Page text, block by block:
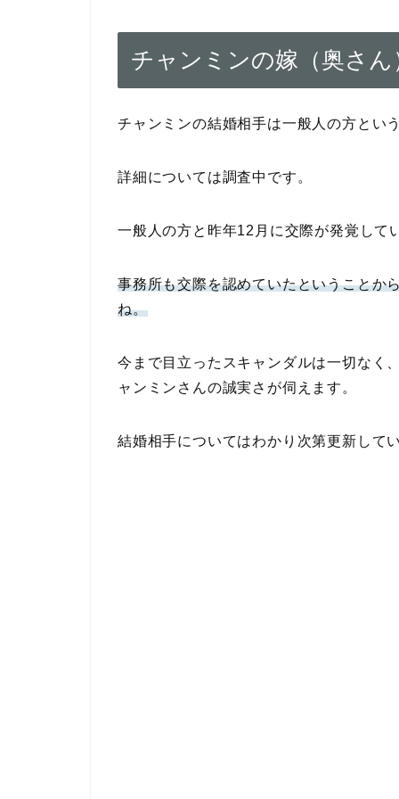
チャンミンの嫁（奥さ
チャンミンの結婚相手は一般人の方とい
詳細については調査中です。
一般人の方と昨年12月に交際が発覚して
事務所も交際を認めていたということか
ね。
今まで目立ったスキャンダルは一切なく
ャンミンさんの誠実さが伺えます。
結婚相手についてはわかり次第更新して